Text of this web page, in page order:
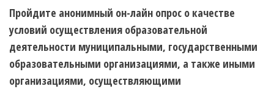
Пройдите анонимный он-лайн опрос о качестве
условий осуществления образовательной
деятельности муниципальными, государственными
образовательными организациями, а также иными
организациями, осуществляющими